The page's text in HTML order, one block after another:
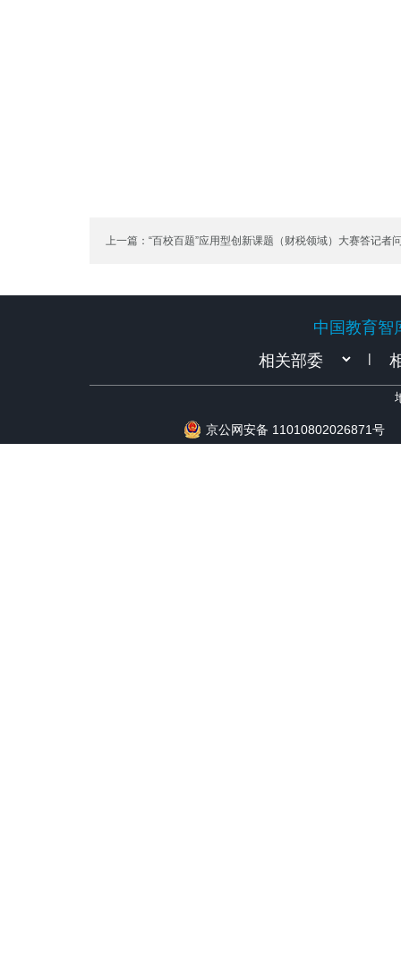
上一篇：“百校百题”应用型创新课题（财税领域）大赛答记者
中国教育智
|
京公网安备 11010802026871号